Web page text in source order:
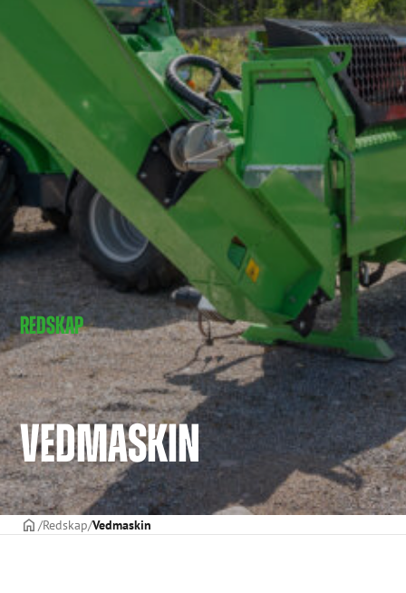
REDSKAP
VEDMASKIN
STARTSIDAN
Redskap Vedmaskin